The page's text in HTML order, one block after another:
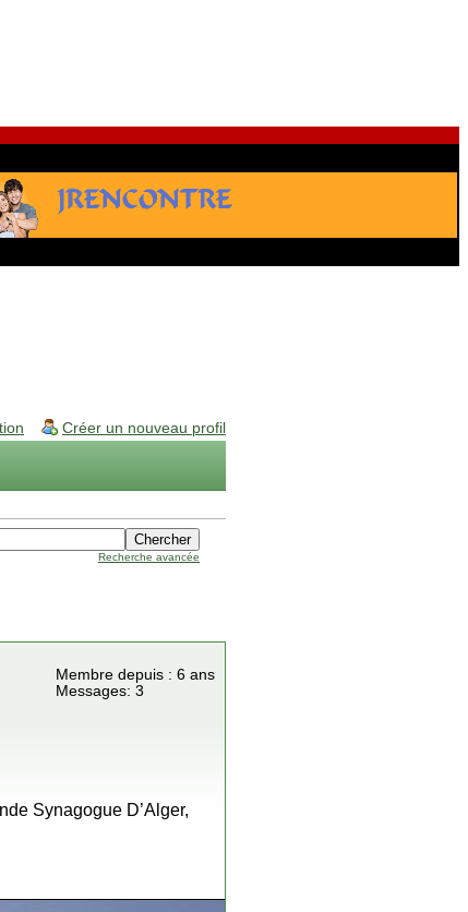
Créer un nouveau profil
Recherche avancée
Membre depuis : 6 ans
Messages: 3
Synagogue D’Alger,